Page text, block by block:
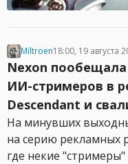
Miltroen18:00, 19 августа
Nexon
ИИ-стримеров в
Descendant и
На минувших
на серию рекламных
где некие